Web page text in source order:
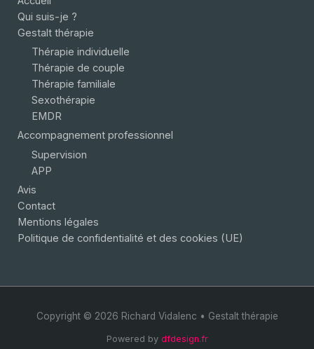
Qui suis-je ?
Gestalt thérapie
Thérapie individuelle
Thérapie de couple
Thérapie familiale
Sexothérapie
EMDR
Accompagnement professionnel
Supervision
APP
Avis
Contact
Mentions légales
Politique de confidentialité et des cookies (UE)
Copyright © 2026 Richard Vidalenc • Gestalt thérapie
Powered by dfdesign.fr